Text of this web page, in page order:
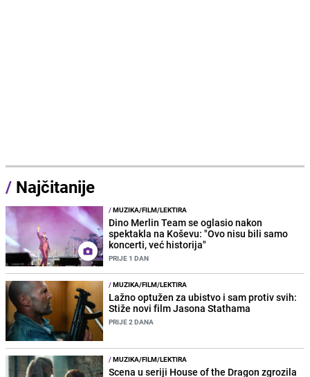
/ Najčitanije
/MUZIKA/FILM/LEKTIRA
Dino Merlin Team se oglasio nakon
spektakla na Koševu: "Ovo nisu bili samo
koncerti, već historija"
PRIJE 1 DAN
/MUZIKA/FILM/LEKTIRA
Lažno optužen za ubistvo i sam protiv svih:
Stiže novi film Jasona Stathama
PRIJE 2 DANA
/MUZIKA/FILM/LEKTIRA
Scena u seriji House of the Dragon zgrozila